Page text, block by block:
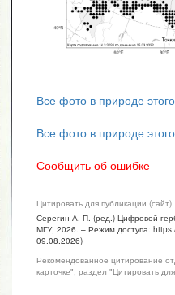
Все фото в природе
Все фото в природе
Сообщить об ошибке
Цитировать для публикации (сайт)
Серегин А. П. (ред.) Цифровой
МГУ, 2026. – Режим доступа:
09.08.2026)
Рекомендованное цитирование
карточке", раздел "Цитировать